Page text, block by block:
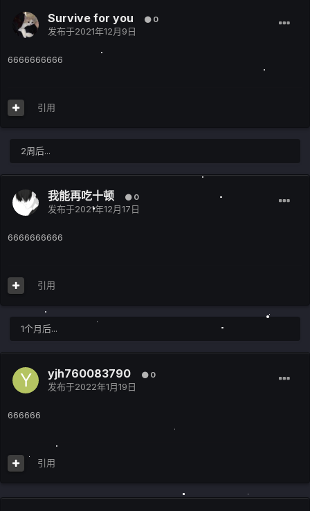
Survive for you 0
发布于2021年12月9日
6666666666
引用
2周后...
我能再吃十顿 0
发布于2021年12月17日
6666666666
引用
1个月后...
yjh760083790 0
发布于2022年1月19日
666666
引用